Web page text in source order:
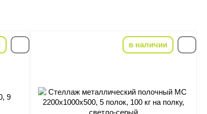
в наличии